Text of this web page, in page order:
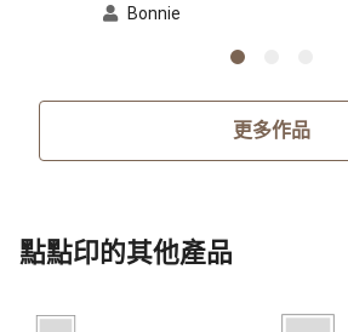
Bonnie
更多作品
點點印的其他產品